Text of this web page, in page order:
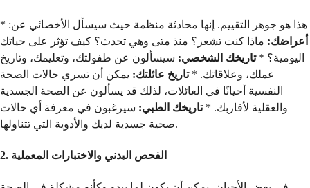
هذا هو جوهر التقييم. إنها محادثة منظمة حيث سيسأل الأخصائي عن: *
أعراضك: ماذا كنت تشعر؟ منذ متى وهي تحدث؟ كيف تؤثر على حياتك
اليومية؟ *تاريخك الشخصي: سيسألون عن طفولتك، وتعليمك، وتاريخ
عملك، وعلاقاتك. *تاريخ عائلتك: يمكن أن تسري حالات الصحة
النفسية أحيانًا في العائلات، لذلك قد يسألون عن الصحة الجسدية
والعقلية لأقاربك. *تاريخك الطبي: سيرغبون في معرفة أي حالات
صحية جسدية لديك والأدوية التي تتناولها.
2. الفحص البدني والاختبارات المعملية